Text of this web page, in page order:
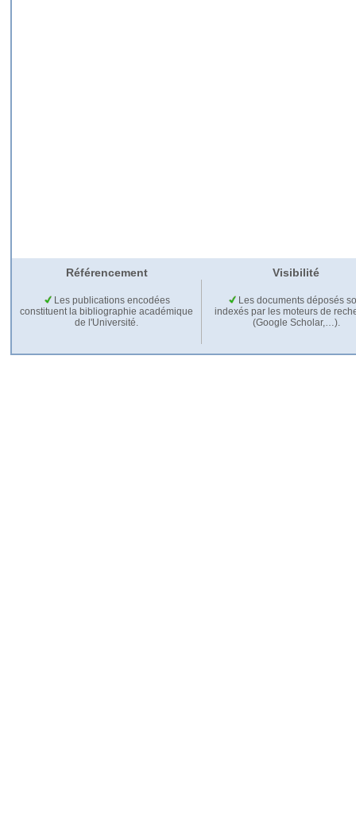
Référencement Visibilité
Les publications encodées
constituent la bibliographie académique
de l'Université.
Les documents déposés
indexés par les moteurs de
(Google Scholar,…).